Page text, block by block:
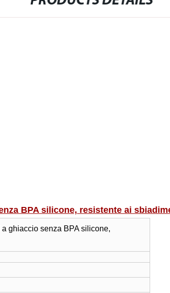
BPA silicone, resistente ai
ghiaccio senza BPA silicone,